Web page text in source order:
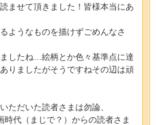
ませて頂きました！皆様本当にあ
ようなものを描けずごめんなさ
したね…絵柄とか色々基準点に達
りましたがそうですねその辺は頑
ただいた読者さまは勿論、
時代（まじで？）からの読者さま